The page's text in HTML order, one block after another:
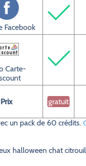
Facebook
Carte-
Prix gratuit
un pack de 60 crédits.
halloween chat